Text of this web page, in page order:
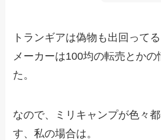
トランギアは偽物も出回って
メーカーは100均の転売とかの
た。
なので、ミリキャンプが色々
す、私の場合は。